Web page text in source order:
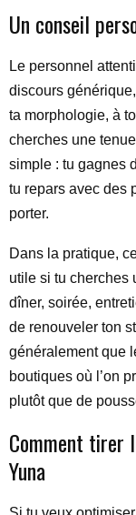
Un conseil
Le personnel
discours
ta morphologie, à
cherches une
simple : tu gagnes
tu repars avec des
porter.
Dans la pratique,
utile si tu cherches
dîner, soirée,
de renouveler ton
généralement que
boutiques où l’on
plutôt que de
Comment tirer
Yuna